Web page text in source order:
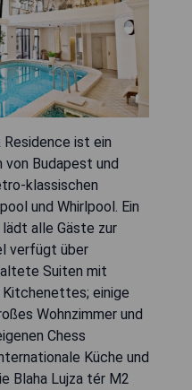
Residence ist ein
von Budapest und
klassischen
und Whirlpool. Ein
alle Gäste zur
verfügt über
Suiten mit
Kitchenettes; einige
Wohnzimmer und
Chess
Küche und
Blaha Lujza tér M2